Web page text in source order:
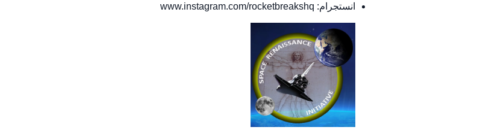
انستجرام: www.instagram.com/rocketbreakshq